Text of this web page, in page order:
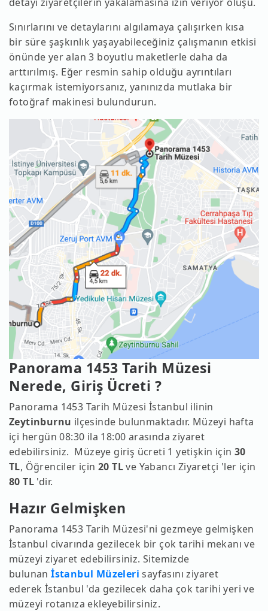
Sınırlarını ve detaylarını algılamaya çalışırken kısa
bir süre şaşkınlık yaşayabileceğiniz çalışmanın etkisi
önünde yer alan 3 boyutlu maketlerle daha da
arttırılmış. Eğer resmin sahip olduğu ayrıntıları
kaçırmak istemiyorsanız, yanınızda mutlaka bir
fotoğraf makinesi bulundurun.
Panorama 1453 Tarih Müzesi
Nerede, Giriş Ücreti ?
Panorama 1453 Tarih Müzesi İstanbul ilinin
Zeytinburnu ilçesinde bulunmaktadır. Müzeyi hafta
içi hergün 08:30 ila 18:00 arasında ziyaret
edebilirsiniz. Müzeye giriş ücreti 1 yetişkin için 30
TL, Öğrenciler için20 TLve Yabancı Ziyaretçi 'ler için
80 TL 'dir.
Hazır Gelmişken
Panorama 1453 Tarih Müzesi'ni gezmeye gelmişken
İstanbul civarında gezilecek bir çok tarihi mekanı ve
müzeyi ziyaret edebilirsiniz. Sitemizde
bulunanİstanbul Müzeleri sayfasını ziyaret
ederek İstanbul 'da gezilecek daha çok tarihi yeri ve
müzeyi rotanıza ekleyebilirsiniz.